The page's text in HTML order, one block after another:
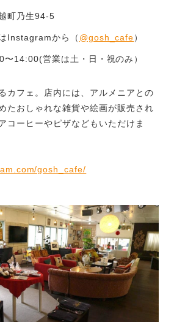
町乃生94-5
Instagramから（ @gosh_cafe）
14:00(営業は土・日・祝のみ）
カフェ。店内には、アルメニアとの
たおしゃれな雑貨や絵画が販売され
コーヒーやピザなどもいただけま
gosh_cafe/